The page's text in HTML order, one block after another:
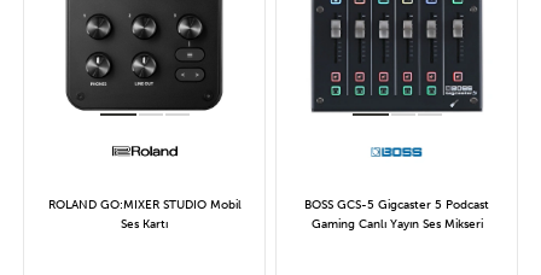
ROLAND GO:MIXER STUDIO Mobil
Ses Kartı
BOSS GCS-5 Gigcaster 5 Podcast
Gaming Canlı Yayın Ses Mikseri